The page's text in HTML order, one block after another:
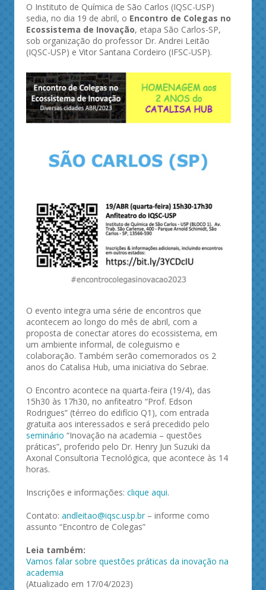
O Instituto de Química de São Carlos (IQSC-USP)
sedia, no dia 19 de abril, o Encontro de Colegas no
Ecossistema de Inovação, etapa São Carlos-SP,
sob organização do professor Dr. Andrei Leitão
(IQSC-USP) e Vitor Santana Cordeiro (IFSC-USP).
O evento integra uma série de encontros que
acontecem ao longo do mês de abril, com a
proposta de conectar atores do ecossistema, em
um ambiente informal, de coleguismo e
colaboração. Também serão comemorados os 2
anos do Catalisa Hub, uma iniciativa do Sebrae.
O Encontro acontece na quarta-feira (19/4), das
15h30 às 17h30, no anfiteatro “Prof. Edson
Rodrigues” (térreo do edifício Q1), com entrada
gratuita aos interessados e será precedido pelo
seminário “Inovação na academia – questões
práticas”, proferido pelo Dr. Henry Jun Suzuki da
Axonal Consultoria Tecnológica, que acontece às 14
horas.
Inscrições e informações: clique aqui.
Contato: andleitao@iqsc.usp.br – informe como
assunto “Encontro de Colegas”
Leia também:
Vamos falar sobre questões práticas da inovação na
academia
(Atualizado em 17/04/2023)